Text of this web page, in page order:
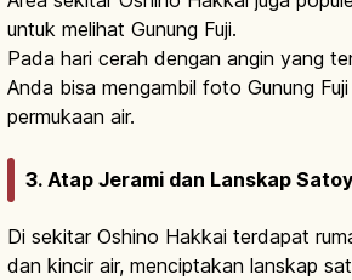
untuk melihat Gunung Fuji.
Pada hari cerah dengan angin yang
Anda bisa mengambil foto Gunung
permukaan air.
3. Atap Jerami dan Lanskap
Di sekitar Oshino Hakkai terdapat
dan kincir air, menciptakan lanskap